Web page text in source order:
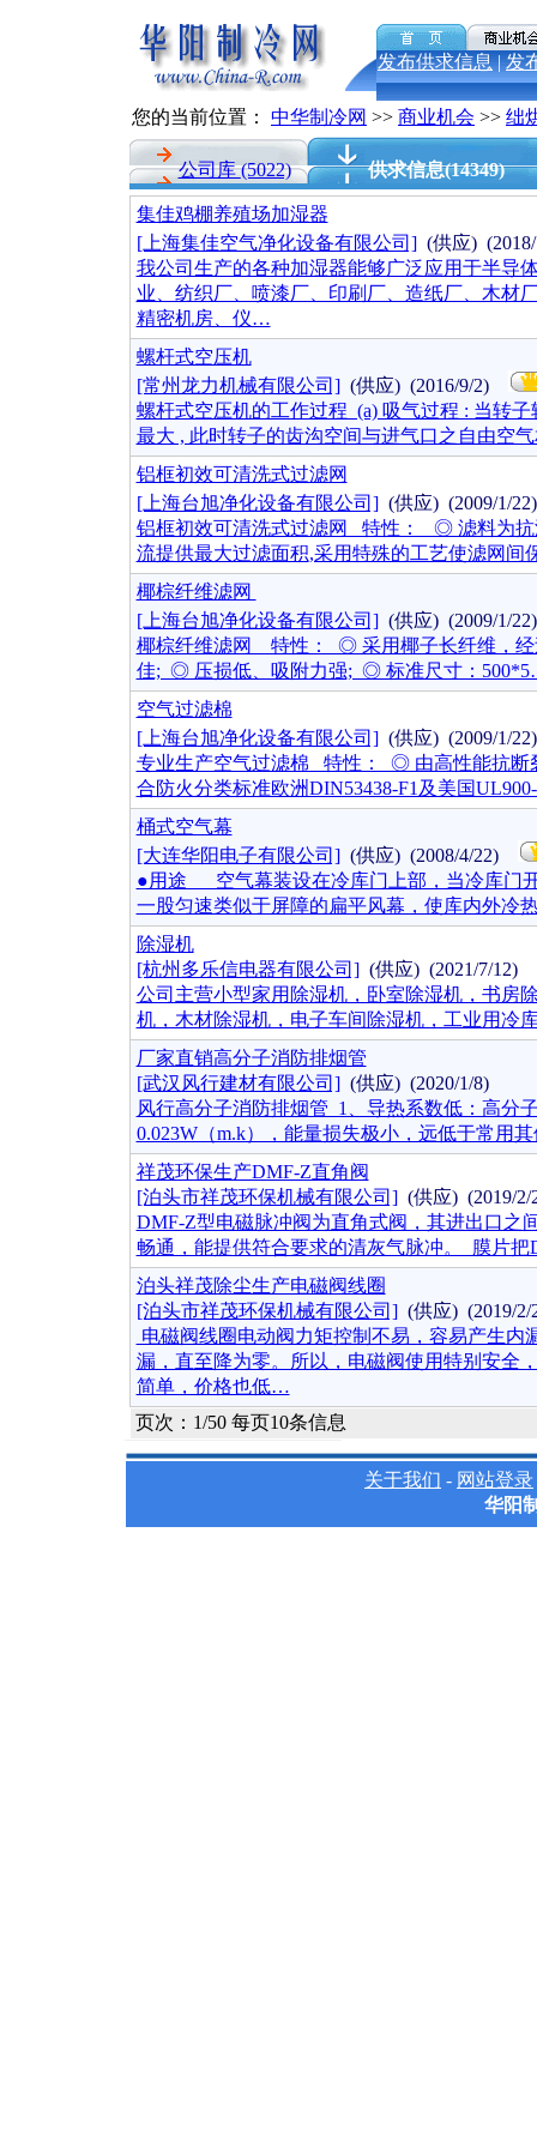
发布供求信息 | 发
您的当前位置： 中华制冷网 >> 商业机会 >> 绌
公司库(5022) 供求信息(14349)
集佳鸡棚养殖场加湿器
[上海集佳空气净化设备有限公司](供应)
我公司生产的各种加湿器能够广泛应用于半导
业、纺织厂、喷漆厂、印刷厂、造纸厂、木材
精密机房、仪…
螺杆式空压机
[常州龙力机械有限公司](供应) (2016/9/2)
螺杆式空压机的工作过程 (a) 吸气过程 : 当转
最大 , 此时转子的齿沟空间与进气口之自由空
铝框初效可清洗式过滤网
[上海台旭净化设备有限公司](供应) (2009/1/
铝框初效可清洗式过滤网 特性： ◎ 滤料为抗
流提供最大过滤面积,采用特殊的工艺使滤网间
椰棕纤维滤网
[上海台旭净化设备有限公司](供应) (2009/1/
椰棕纤维滤网 特性： ◎ 采用椰子长纤维，
佳; ◎ 压损低、吸附力强; ◎ 标准尺寸：
空气过滤棉
[上海台旭净化设备有限公司](供应) (2009/1/
专业生产空气过滤棉 特性： ◎ 由高性能抗
合防火分类标准欧洲DIN53438-F1及美国
桶式空气幕
[大连华阳电子有限公司](供应) (2008/4/22)
●用途 空气幕装设在冷库门上部，当冷库门
一股匀速类似于屏障的扁平风幕，使库内外冷
除湿机
[杭州多乐信电器有限公司](供应) (2021/7/12)
公司主营小型家用除湿机，卧室除湿机，书房
机，木材除湿机，电子车间除湿机，工业用冷
厂家直销高分子消防排烟管
[武汉风行建材有限公司](供应) (2020/1/8)
风行高分子消防排烟管 1、导热系数低：高分
0.023W（m.k），能量损失极小，远低于常用
祥茂环保生产DMF-Z直角阀
[泊头市祥茂环保机械有限公司](供应) (2019/
DMF-Z型电磁脉冲阀为直角式阀，其进出口之
畅通，能提供符合要求的清灰气脉冲。 膜片
泊头祥茂除尘生产电磁阀线圈
[泊头市祥茂环保机械有限公司](供应) (2019/
电磁阀线圈电动阀力矩控制不易，容易产生
漏，直至降为零。所以，电磁阀使用特别安全
简单，价格也低…
页次：1/50 每页10条信息
关于我们 - 网站登录
华阳